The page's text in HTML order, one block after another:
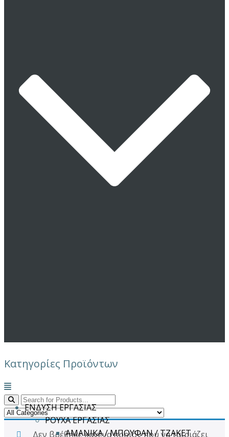
Κατηγορίες Προϊόντων
Μενού
ΕΝΔΥΣΗ ΕΡΓΑΣΙΑΣ
ΡΟΥΧΑ ΕΡΓΑΣΙΑΣ
ΑΜΑΝΙΚΑ / ΜΠΟΥΦΑΝ / ΤΖΑΚΕΤ
Δεν βρέθηκε κανένα προϊόν που να ταιριάζει